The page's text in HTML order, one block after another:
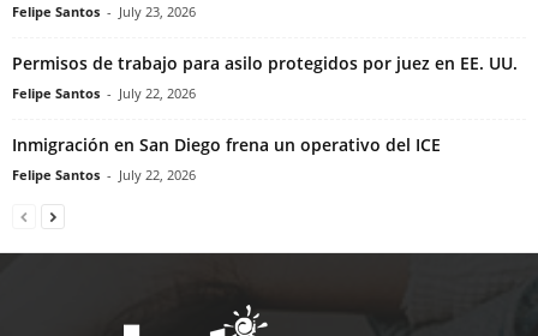
Felipe Santos - July 23, 2026
Permisos de trabajo para asilo protegidos por juez en EE. UU.
Felipe Santos - July 22, 2026
Inmigración en San Diego frena un operativo del ICE
Felipe Santos - July 22, 2026